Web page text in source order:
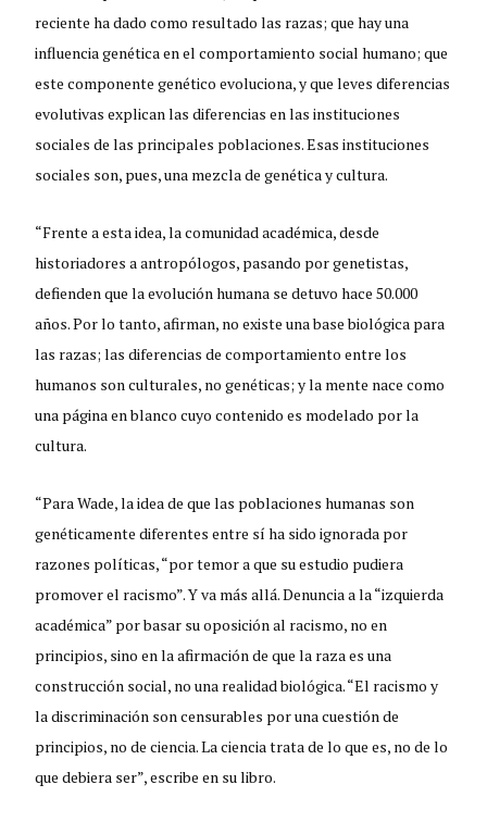
reciente ha dado como resultado las razas; que hay una
influencia genética en el comportamiento social humano; que
este componente genético evoluciona, y que leves diferencias
evolutivas explican las diferencias en las instituciones
sociales de las principales poblaciones. Esas instituciones
sociales son, pues, una mezcla de genética y cultura.
“Frente a esta idea, la comunidad académica, desde
historiadores a antropólogos, pasando por genetistas,
defienden que la evolución humana se detuvo hace 50.000
años. Por lo tanto, afirman, no existe una base biológica para
las razas; las diferencias de comportamiento entre los
humanos son culturales, no genéticas; y la mente nace como
una página en blanco cuyo contenido es modelado por la
cultura.
“Para Wade, la idea de que las poblaciones humanas son
genéticamente diferentes entre sí ha sido ignorada por
razones políticas, “por temor a que su estudio pudiera
promover el racismo”. Y va más allá. Denuncia a la “izquierda
académica” por basar su oposición al racismo, no en
principios, sino en la afirmación de que la raza es una
construcción social, no una realidad biológica. “El racismo y
la discriminación son censurables por una cuestión de
principios, no de ciencia. La ciencia trata de lo que es, no de lo
que debiera ser”, escribe en su libro.